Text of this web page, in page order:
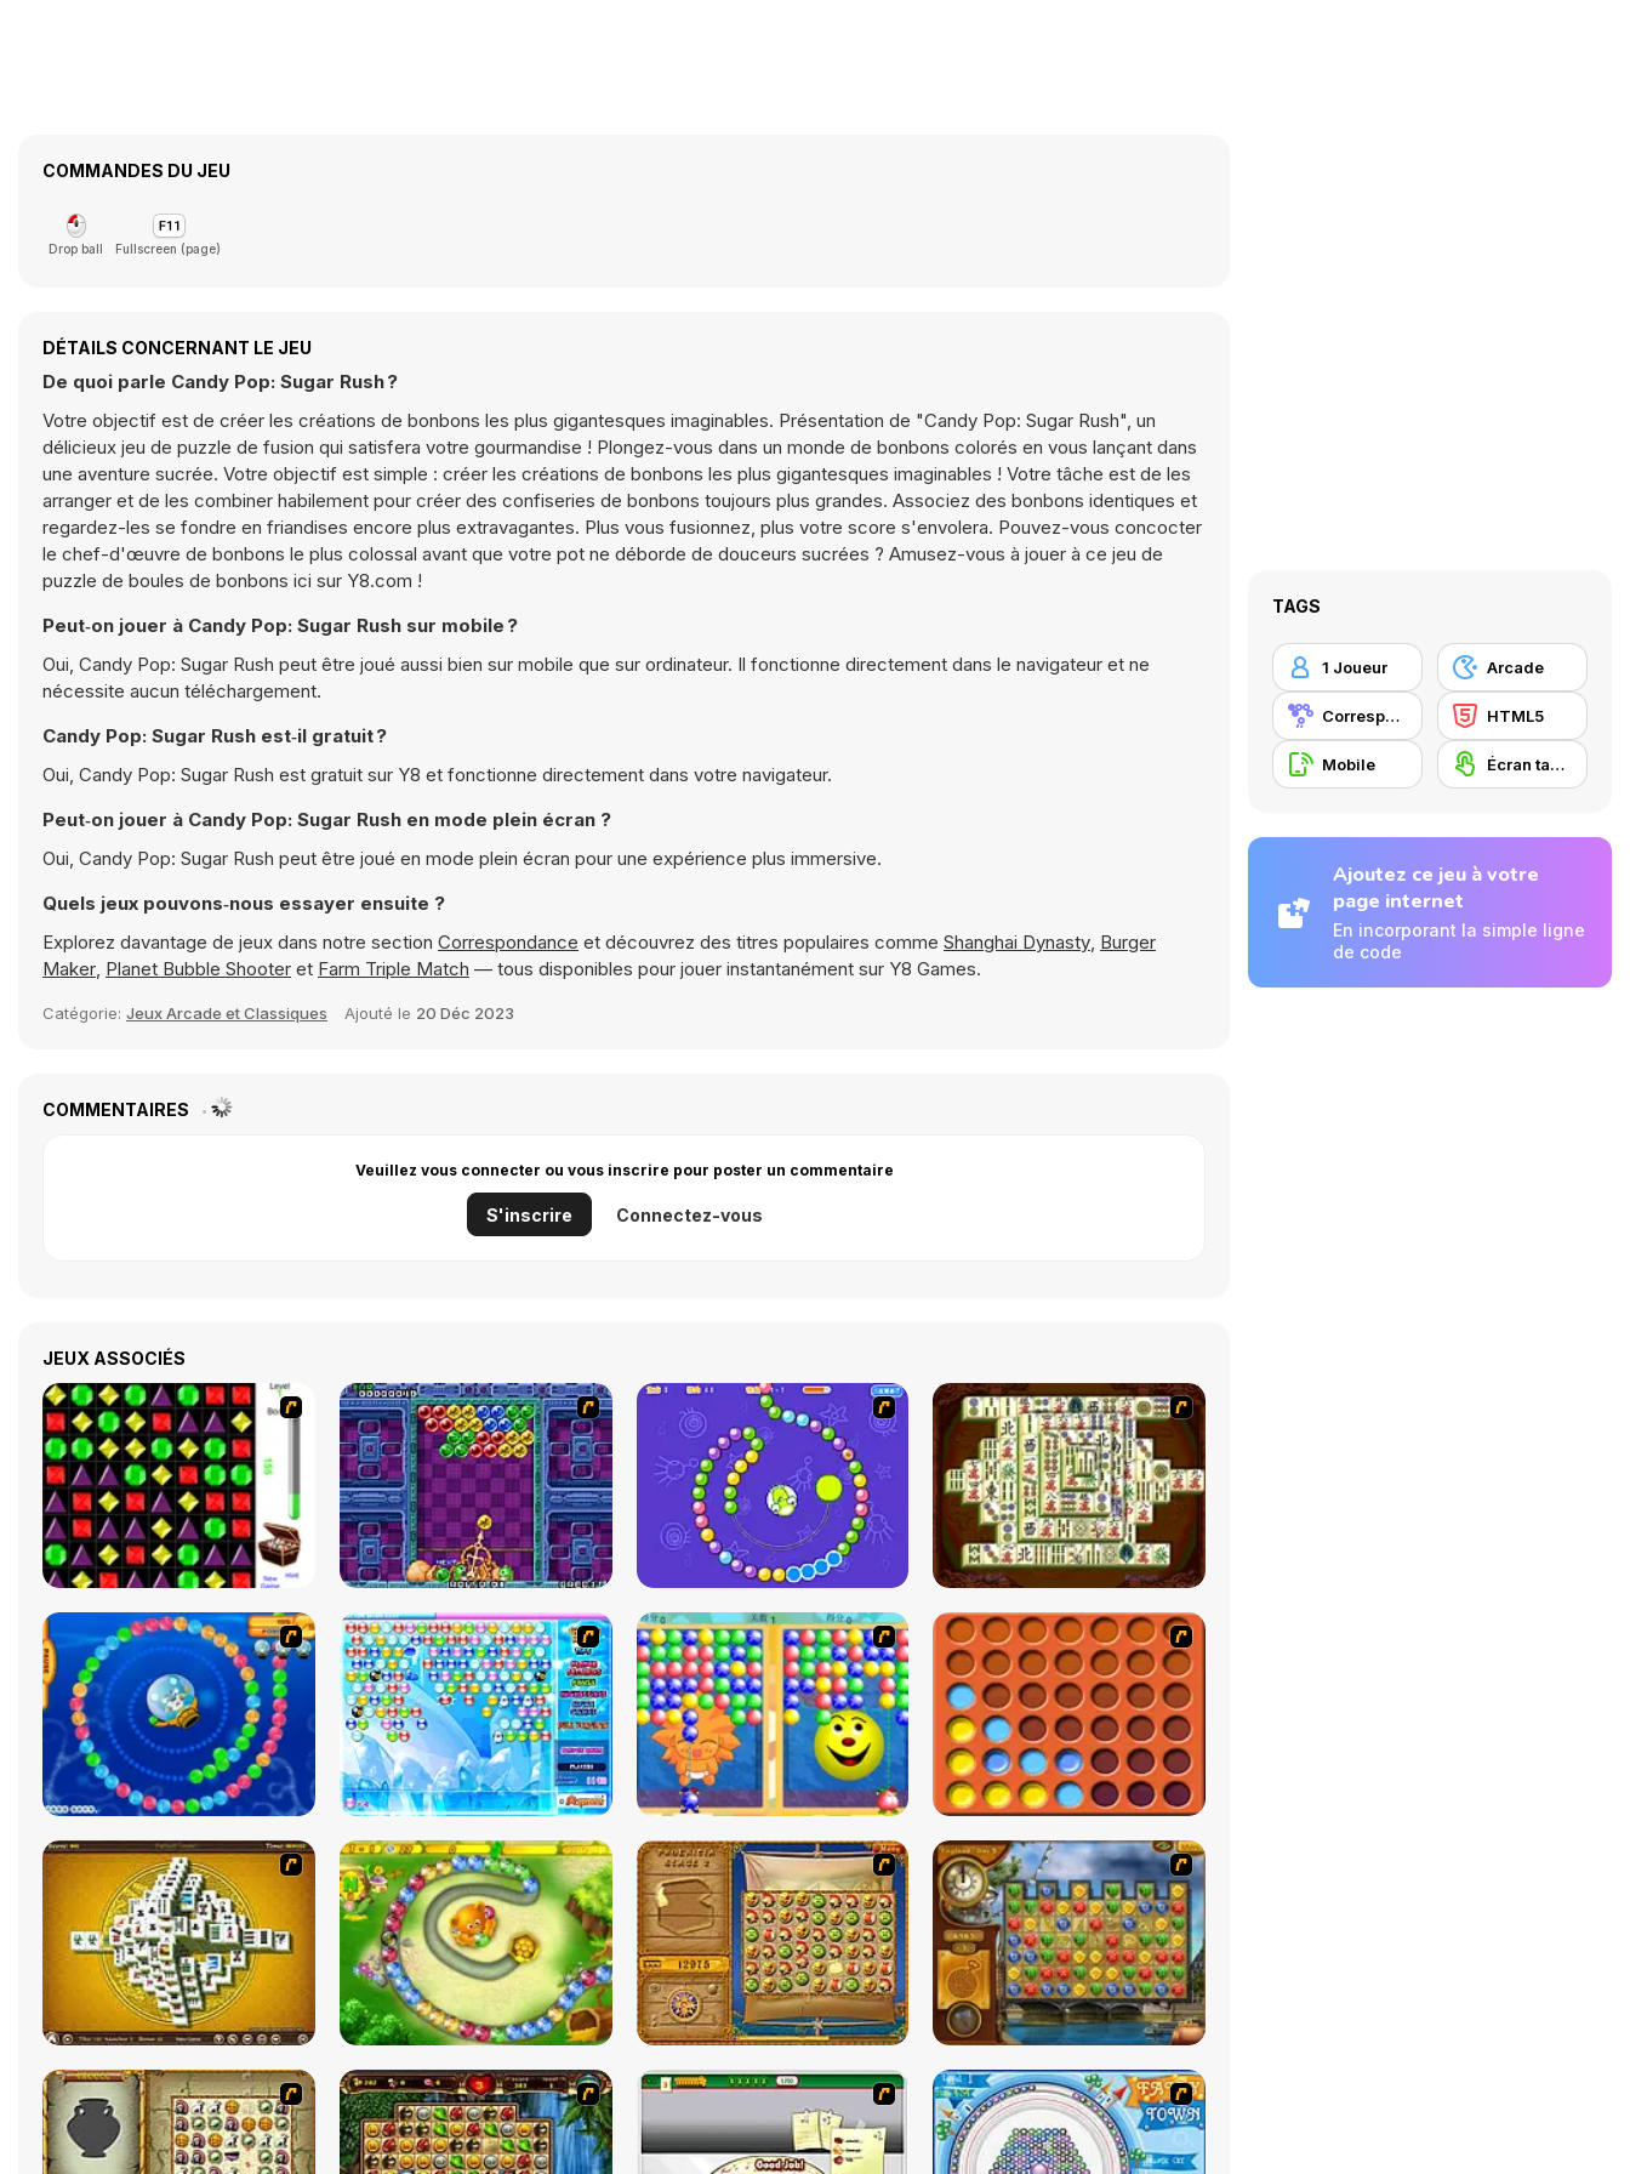
COMMANDES DU JEU
Drop ball Fullscreen (page)
DÉTAILS CONCERNANT LE JEU
De quoi parle Candy Pop: Sugar Rush ?
Votre objectif est de créer les créations de bonbons les plus gigantesques imaginables. Présentation de "Candy Pop: Sugar Rush", un
délicieux jeu de puzzle de fusion qui satisfera votre gourmandise ! Plongez-vous dans un monde de bonbons colorés en vous lançant dans
une aventure sucrée. Votre objectif est simple : créer les créations de bonbons les plus gigantesques imaginables ! Votre tâche est de les
arranger et de les combiner habilement pour créer des confiseries de bonbons toujours plus grandes. Associez des bonbons identiques et
regardez-les se fondre en friandises encore plus extravagantes. Plus vous fusionnez, plus votre score s'envolera. Pouvez-vous concocter
le chef-d'œuvre de bonbons le plus colossal avant que votre pot ne déborde de douceurs sucrées ? Amusez-vous à jouer à ce jeu de
puzzle de boules de bonbons ici sur Y8.com !
Peut‑on jouer à Candy Pop: Sugar Rush sur mobile ?
Oui, Candy Pop: Sugar Rush peut être joué aussi bien sur mobile que sur ordinateur. Il fonctionne directement dans le navigateur et ne
nécessite aucun téléchargement.
Candy Pop: Sugar Rush est‑il gratuit ?
Oui, Candy Pop: Sugar Rush est gratuit sur Y8 et fonctionne directement dans votre navigateur.
Peut‑on jouer à Candy Pop: Sugar Rush en mode plein écran ?
Oui, Candy Pop: Sugar Rush peut être joué en mode plein écran pour une expérience plus immersive.
Quels jeux pouvons‑nous essayer ensuite ?
Explorez davantage de jeux dans notre section Correspondance et découvrez des titres populaires comme Shanghai Dynasty, Burger
Maker, Planet Bubble Shooter et Farm Triple Match — tous disponibles pour jouer instantanément sur Y8 Games.
Catégorie: Jeux Arcade et Classiques Ajouté le 20 Déc 2023
COMMENTAIRES
Veuillez vous connecter ou vous inscrire pour poster un commentaire
S'inscrire Connectez-vous
JEUX ASSOCIÉS
TAGS
1 Joueur Arcade
Correspondance HTML5
Mobile Écran tactile
Ajoutez ce jeu à votre
page internet
En incorporant la simple ligne
de code